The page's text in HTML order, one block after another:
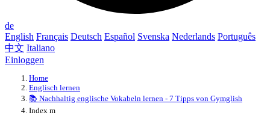
de
English Français Deutsch Español Svenska Nederlands Português
中文 Italiano
Einloggen
Home
Englisch lernen
📚 Nachhaltig englische Vokabeln lernen - 7 Tipps von Gymglish
Index m